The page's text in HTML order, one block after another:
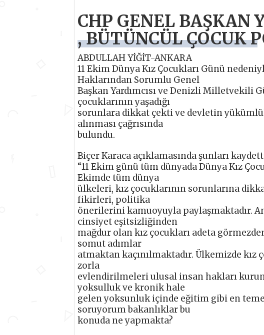
CHP GENEL BAŞKAN
, BÜTÜNCÜL ÇOCUK
ABDULLAH YİĞİT-ANKARA
11 Ekim Dünya Kız Çocukları Günü
Haklarından Sorumlu Genel
Başkan Yardımcısı ve Denizli Milletvekili
çocuklarının yaşadığı
sorunlara dikkat çekti ve devletin
alınması çağrısında
bulundu.
Biçer Karaca açıklamasında şunları
“11 Ekim günü tüm dünyada Dünya Kız
Ekimde tüm dünya
ülkeleri, kız çocuklarının sorunlarına
fikirleri, politika
önerilerini kamuoyuyla paylaşmaktadır.
cinsiyet eşitsizliğinden
mağdur olan kız çocukları adeta
somut adımlar
atmaktan kaçınılmaktadır. Ülkemizde
zorla
evlendirilmeleri ulusal insan hakları
yoksulluk ve kronik hale
gelen yoksunluk içinde eğitim gibi en
soruyorum bakanlıklar bu
konuda ne yapmakta?